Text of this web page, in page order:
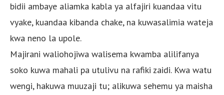
bidii ambaye aliamka kabla ya alfajiri kuandaa vitu
vyake, kuandaa kibanda chake, na kuwasalimia wateja
kwa neno la upole.
Majirani waliohojiwa walisema kwamba alilifanya
soko kuwa mahali pa utulivu na rafiki zaidi. Kwa watu
wengi, hakuwa muuzaji tu; alikuwa sehemu ya maisha